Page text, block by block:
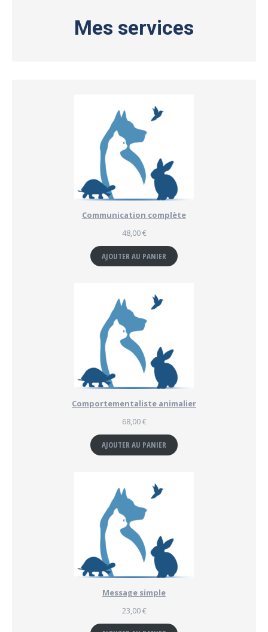
Mes services
Communication complète
48,00€
AJOUTER AU PANIER
Comportementaliste animalier
68,00€
AJOUTER AU PANIER
Message simple
23,00€